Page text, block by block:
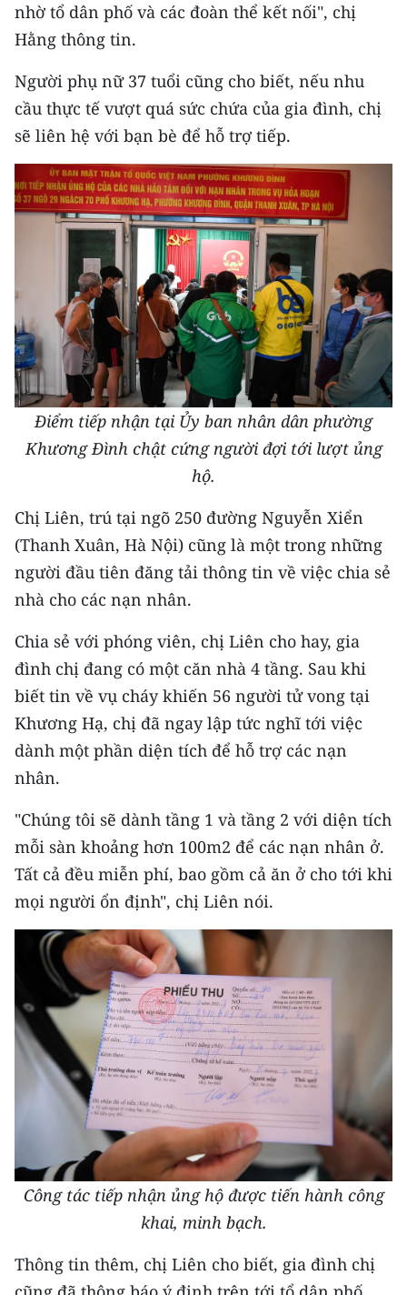
nhờ tổ dân phố và các đoàn thể kết nối", chị
Hằng thông tin.
Người phụ nữ 37 tuổi cũng cho biết, nếu nhu
cầu thực tế vượt quá sức chứa của gia đình, chị
sẽ liên hệ với bạn bè để hỗ trợ tiếp.
Điểm tiếp nhận tại Ủy ban nhân dân phường
Khương Đình chật cứng người đợi tới lượt ủng
hộ.
Chị Liên, trú tại ngõ 250 đường Nguyễn Xiển
(Thanh Xuân, Hà Nội) cũng là một trong những
người đầu tiên đăng tải thông tin về việc chia sẻ
nhà cho các nạn nhân.
Chia sẻ với phóng viên, chị Liên cho hay, gia
đình chị đang có một căn nhà 4 tầng. Sau khi
biết tin về vụ cháy khiến 56 người tử vong tại
Khương Hạ, chị đã ngay lập tức nghĩ tới việc
dành một phần diện tích để hỗ trợ các nạn
nhân.
"Chúng tôi sẽ dành tầng 1 và tầng 2 với diện tích
mỗi sàn khoảng hơn 100m2 để các nạn nhân ở.
Tất cả đều miễn phí, bao gồm cả ăn ở cho tới khi
mọi người ổn định", chị Liên nói.
Công tác tiếp nhận ủng hộ được tiến hành công
khai, minh bạch.
Thông tin thêm, chị Liên cho biết, gia đình chị